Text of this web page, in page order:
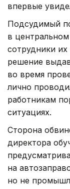
впервые
Подсудимый
в
сотрудники
решение
во время
лично
работникам
ситуациях.
Сторона
директора
на
но не